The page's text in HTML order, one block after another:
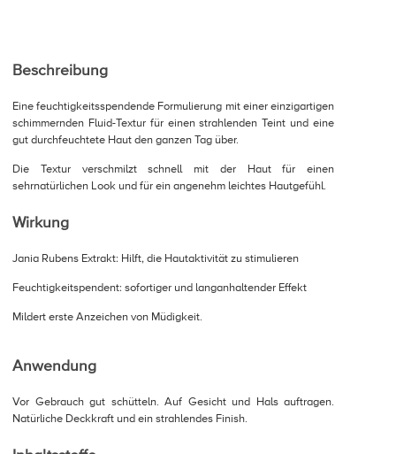
Beschreibung
Eine feuchtigkeitsspendende Formulierung mit einer einzigartigen
schimmernden Fluid-Textur für einen strahlenden Teint und eine
gut durchfeuchtete Haut den ganzen Tag über.
Die Textur verschmilzt schnell mit der Haut für einen
sehrnatürlichen Look und für ein angenehm leichtes Hautgefühl.
Wirkung
Jania Rubens Extrakt: Hilft, die Hautaktivität zu stimulieren
Feuchtigkeitspendent: sofortiger und langanhaltender Effekt
Mildert erste Anzeichen von Müdigkeit.
Anwendung
Vor Gebrauch gut schütteln. Auf Gesicht und Hals auftragen.
Natürliche Deckkraft und ein strahlendes Finish.